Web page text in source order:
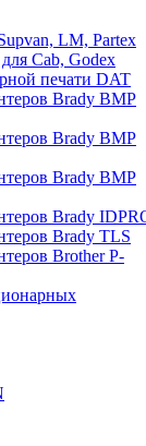
LM, Partex
Cab, Godex
печати DAT
Brady BMP
Brady BMP
Brady BMP
Brady
Brady TLS
Brother P-